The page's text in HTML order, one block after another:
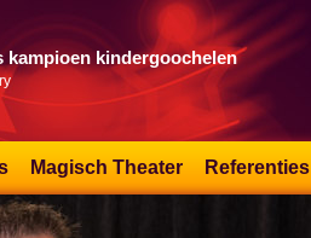
kampioen kindergoochelen
Magisch Theater Referenties